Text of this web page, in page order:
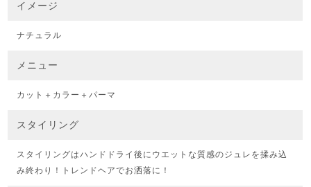
イメージ
ナチュラル
メニュー
カット＋カラー＋パーマ
スタイリング
スタイリングはハンドドライ後にウエットな質感のジュレを揉み込
み終わり！トレンドヘアでお洒落に！